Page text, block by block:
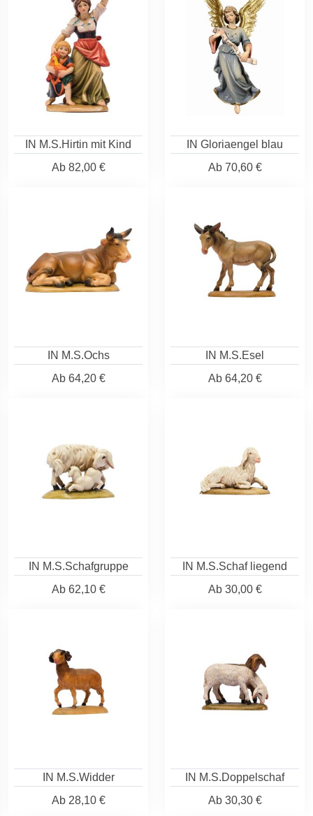
IN M.S.Hirtin mit Kind
Ab82,00 €
IN Gloriaengel blau
Ab70,60 €
IN M.S.Ochs
Ab64,20 €
IN M.S.Esel
Ab64,20 €
IN M.S.Schafgruppe
Ab62,10 €
IN M.S.Schaf liegend
Ab30,00 €
IN M.S.Widder
Ab28,10 €
IN M.S.Doppelschaf
Ab30,30 €